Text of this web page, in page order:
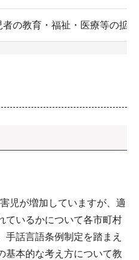
者の教育・福祉・医療等の拡
児が増加していますが、適
ているかについて各市町村
手話言語条例制定を踏まえ
基本的な考え方について教